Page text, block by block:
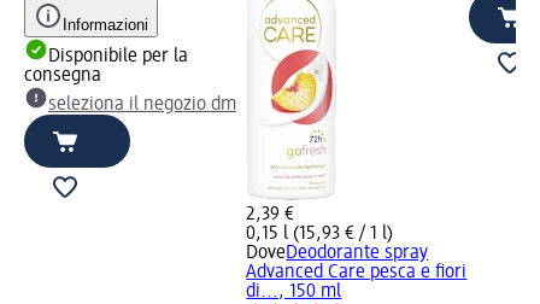
Informazioni
Disponibile per la
consegna
seleziona il negozio dm
2,39 €
0,15 l (15,93 € / 1 l)
DoveDeodorante spray
Advanced Care pesca e fiori
di..., 150 ml